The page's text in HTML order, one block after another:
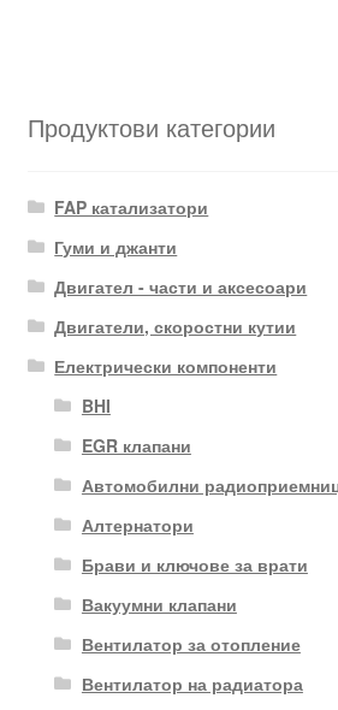
Продуктови категории
FAP катализатори
Гуми и джанти
Двигател - части и аксесоари
Двигатели, скоростни кутии
Електрически компоненти
BHI
EGR клапани
Автомобилни
Алтернатори
Брави и ключове за врати
Вакуумни клапани
Вентилатор за отопление
Вентилатор на радиатора